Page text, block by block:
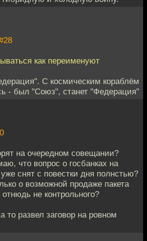
как переименуют
С космическим кораблём
- был "Союз", станет "Федерация"
на очередном совещании?
что вопрос о госбанках на
снят с повестки дня полнстью?
о возможной продаже пакета
не контрольного?
то развел заговор на ровном